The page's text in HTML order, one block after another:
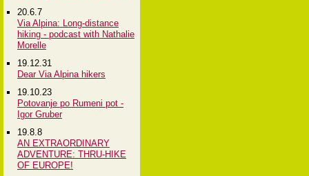
20.6.7
Via Alpina: Long-distance
hiking - podcast with Nathalie
Morelle
19.12.31
Dear Via Alpina hikers
19.10.23
Potovanje po Rumeni pot -
Igor Gruber
19.8.8
AN EXTRAORDINARY
ADVENTURE: THRU-HIKE
OF EUROPE!